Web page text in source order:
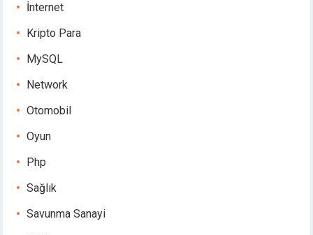
İnternet
Kripto Para
MySQL
Network
Otomobil
Oyun
Php
Sağlık
Savunma Sanayi